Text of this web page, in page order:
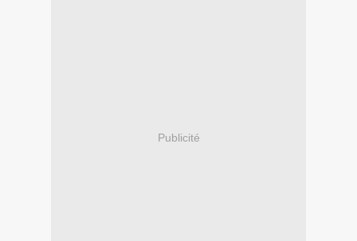
Publicité